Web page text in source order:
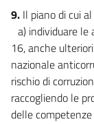
9. Il piano di cui
a) individuare
16, anche
nazionale
rischio di
raccogliendo le
delle